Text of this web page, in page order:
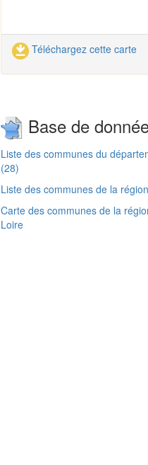
Téléchargez cette carte
Base de
Liste des communes du
(28)
Liste des communes de la
Carte des communes de la
Loire